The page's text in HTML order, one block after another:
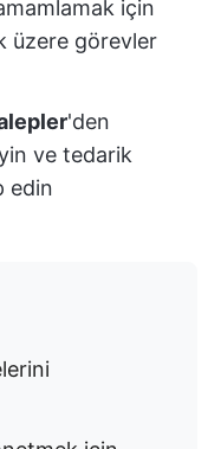
için
üzere görevler
'den
ve tedarik
edin